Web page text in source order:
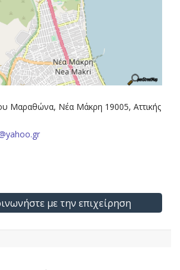
Μαραθώνα, Νέα Μάκρη 19005, Αττικής
με την επιχείρηση